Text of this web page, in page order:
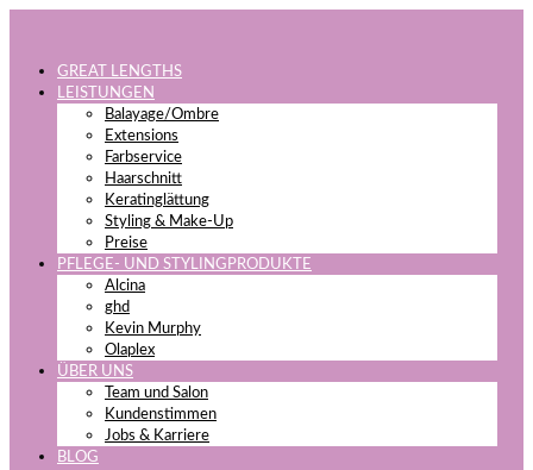
GREAT LENGTHS
LEISTUNGEN
Balayage/Ombre
Extensions
Farbservice
Haarschnitt
Keratinglättung
Styling & Make-Up
Preise
PFLEGE- UND STYLINGPRODUKTE
Alcina
ghd
Kevin Murphy
Olaplex
ÜBER UNS
Team und Salon
Kundenstimmen
Jobs & Karriere
BLOG